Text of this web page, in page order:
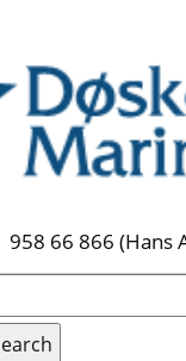
958 66 866 (Hans